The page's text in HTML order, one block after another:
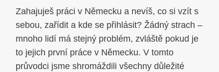
Zahajuješ práci v Německu a nevíš, co si vzít s
sebou, zařídit a kde se přihlásit? Žádný strach –
mnoho lidí má stejný problém, zvláště pokud je
to jejich první práce v Německu. V tomto
průvodci jsme shromáždili všechny důležité